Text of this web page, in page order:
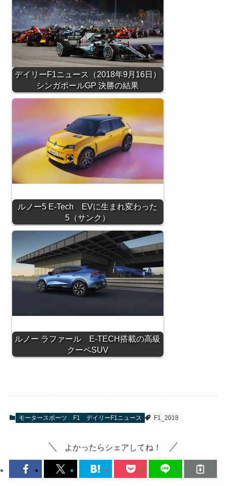
デイリーF1ニュース（2018年9月16日）
シンガポールGP 決勝の結果
ルノー5 E-Tech EVに生まれ変わった
5（サンク）
ルノー ラファール E-TECH搭載の高級
クーペSUV
モータースポーツ F1 デイリーF1ニュース F1_2018
よかったらシェアしてね！